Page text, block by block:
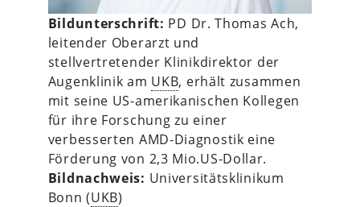
Bildunterschrift: PD Dr. Thomas Ach,
leitender Oberarzt und
stellvertretender Klinikdirektor der
Augenklinik am UKB, erhält zusammen
mit seine US-amerikanischen Kollegen
für ihre Forschung zu einer
verbesserten AMD-Diagnostik eine
Förderung von 2,3 Mio.US-Dollar.
Bildnachweis: Universitätsklinikum
Bonn (UKB)